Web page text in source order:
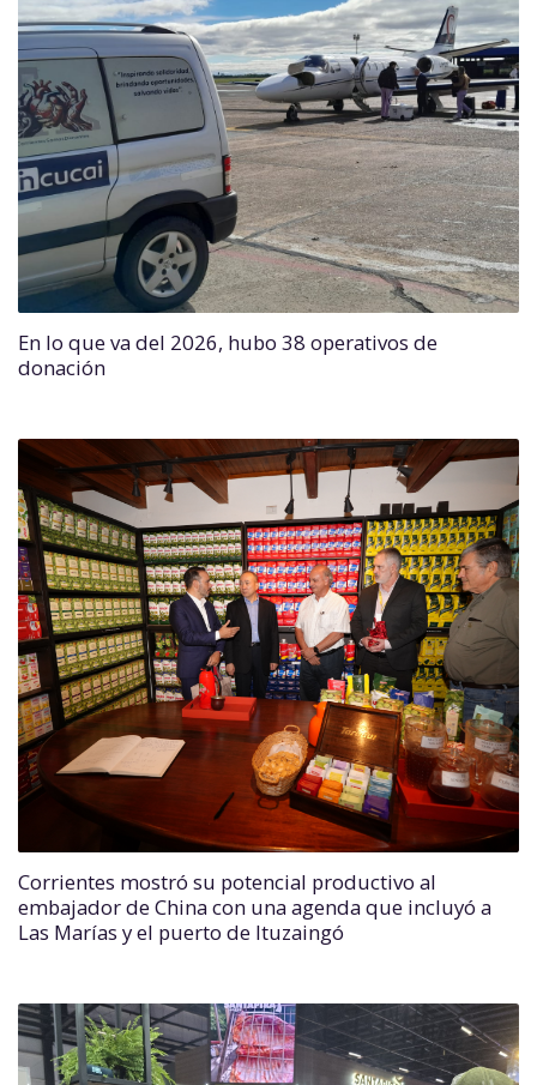
En lo que va del 2026, hubo 38 operativos de
donación
Corrientes mostró su potencial productivo al
embajador de China con una agenda que incluyó a
Las Marías y el puerto de Ituzaingó